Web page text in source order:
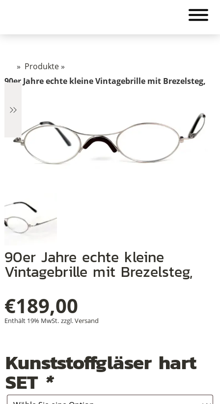
» Produkte»
90er Jahre echte kleine Vintagebrille mit Brezelsteg,
90er Jahre echte kleine
Vintagebrille mit Brezelsteg,
€189,00
Enthält 19% MwSt. zzgl.Versand
Kunststoffgläser hart
SET *
+
+